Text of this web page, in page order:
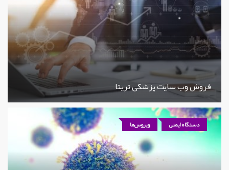
فروش وب سایت پزشکی تریتا
دستگاه ایمنی ویروس‌ها